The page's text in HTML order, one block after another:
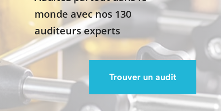
monde avec nos 130
auditeurs experts
Trouver un audit